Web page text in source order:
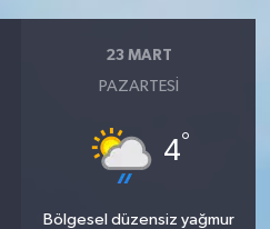
23 MART
PAZARTESI
4°
Bölgesel düzensiz yağmur